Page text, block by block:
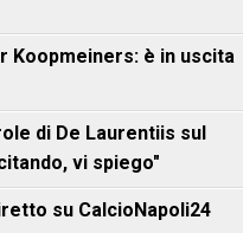
Koopmeiners: è in uscita
di De Laurentiis sul
vi spiego"
su CalcioNapoli24